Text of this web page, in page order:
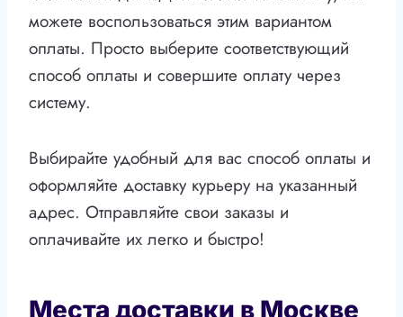
можете воспользоваться этим вариантом
оплаты. Просто выберите соответствующий
способ оплаты и совершите оплату через
систему.
Выбирайте удобный для вас способ оплаты и
оформляйте доставку курьеру на указанный
адрес. Отправляйте свои заказы и
оплачивайте их легко и быстро!
Места доставки в Москве